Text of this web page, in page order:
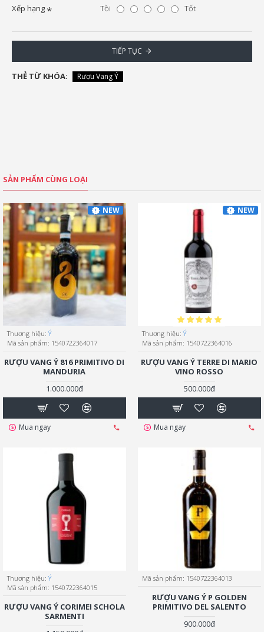
Xếp hạng
Tồi Tốt
TIẾP TỤC
THẺ TỪ KHÓA: Rượu Vang Ý
SẢN PHẨM CÙNG LOẠI
NEW
Thương hiệu: Ý
Mã sản phẩm: 1540722364017
RƯỢU VANG Ý 816 PRIMITIVO DI
MANDURIA
1.000.000đ
Mua ngay
NEW
Thương hiệu: Ý
Mã sản phẩm: 1540722364016
RƯỢU VANG Ý TERRE DI MARIO
VINO ROSSO
500.000đ
Mua ngay
Thương hiệu: Ý
Mã sản phẩm: 1540722364015
RƯỢU VANG Ý CORIMEI SCHOLA
SARMENTI
Mã sản phẩm: 1540722364013
RƯỢU VANG Ý P GOLDEN
PRIMITIVO DEL SALENTO
900.000đ